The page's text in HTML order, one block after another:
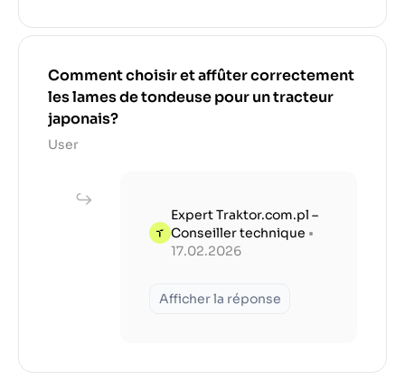
Comment choisir et affûter correctement
les lames de tondeuse pour un tracteur
japonais?
User
Expert Traktor.com.pl –
Conseiller technique •
17.02.2026
Afficher la réponse